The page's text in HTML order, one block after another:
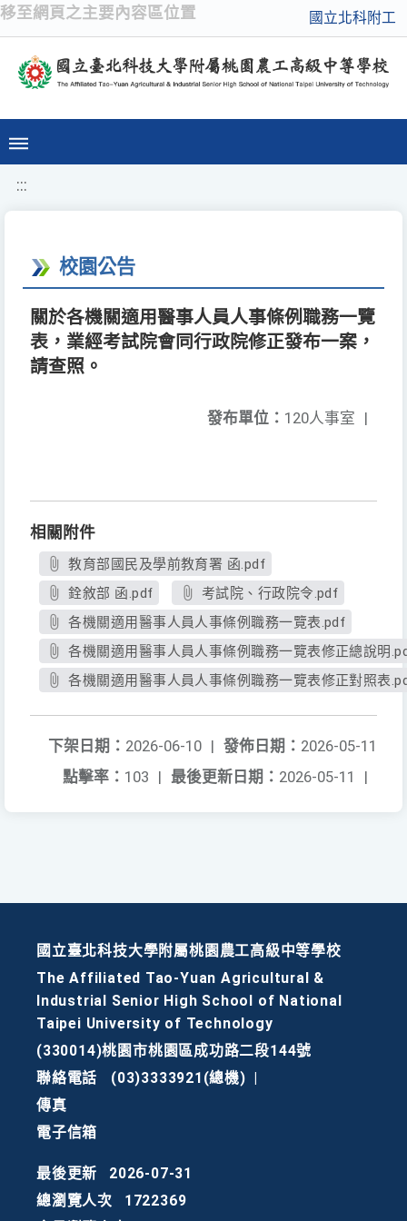
移至網頁之主要內容區位置 國立北科附工
:::
校園公告
關於各機關適用醫事人員人事條例職務一覽
表，業經考試院會同行政院修正發布一案，
請查照。
發布單位： 120人事室 |
相關附件
教育部國民及學前教育署 函.pdf
銓敘部 函.pdf
考試院、行政院令.pdf
各機關適用醫事人員人事條例職務一覽表.pdf
各機關適用醫事人員人事條例職務一覽表修正總說明
各機關適用醫事人員人事條例職務一覽表修正對照表
發佈日期： 2026-05-11
下架日期： 2026-06-10 |
最後更新日期： 2026-05-11 |
點擊率： 103 |
國立臺北科技大學附屬桃園農工高級中等學校
The Affiliated Tao-Yuan Agricultural &
Industrial Senior High School of National
Taipei University of Technology
(330014)桃園市桃園區成功路二段144號
聯絡電話
(03)3333921(總機)
傳真
電子信箱
最後更新
2026-07-31
總瀏覽人次
1722369